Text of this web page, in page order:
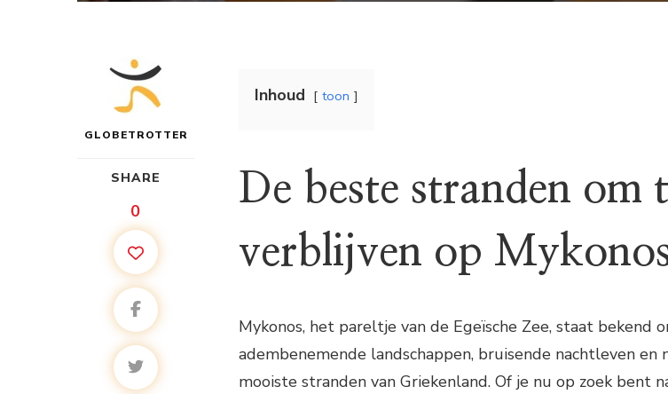
GLOBETROTTER
SHARE
0
Inhoud toon
De beste stranden om
verblijven op
Mykonos, het pareltje van de Egeïsche Zee, staat bekend
adembenemende landschappen, bruisende nachtleven en
mooiste stranden van Griekenland. Of je nu op zoek bent